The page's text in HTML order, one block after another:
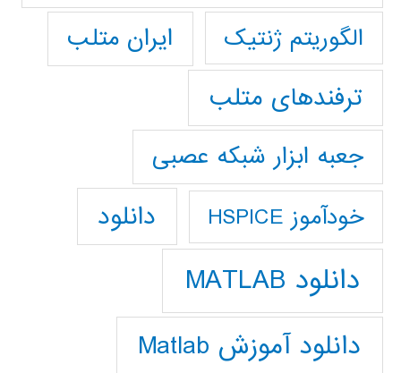
الگوریتم ژنتیک
ایران متلب
ترفندهای متلب
جعبه ابزار شبکه عصبی
خودآموز HSPICE دانلود
دانلود MATLAB
دانلود آموزش Matlab